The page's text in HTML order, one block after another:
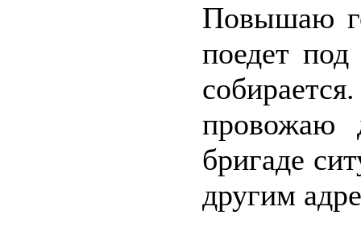
Повышаю
поедет
провожаю
бригаде
другим